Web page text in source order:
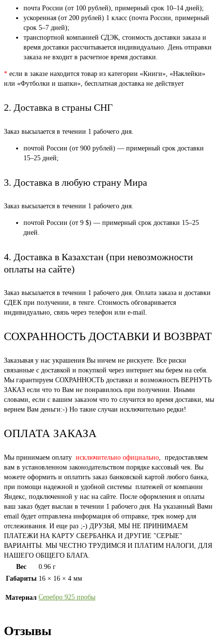
почта России (от 100 рублей), примерный срок 10–14 дней);
ускоренная (от 200 рублей) 1 класс (почта России, примерный
срок 5–7 дней);
транспортной компанией СДЭК, стоимость доставки заказа и
время доставки рассчитывается индивидуально. День отправки
заказа не входит в расчетное время доставки.
* если в заказе находится товар из категории «Книги», «Наклейки»
или «Футболки и шапки», бесплатная доставка не действует
2. Доставка в страны СНГ
Заказ высылается в течении 1 рабочего дня.
почтой России (от 900 рублей) — примерный срок доставки
15–25 дней;
3. Доставка в любую страну Мира
Заказ высылается в течении 1 рабочего дня.
почтой России (от 9 $) — примерный срок доставки 15–25
дней.
4. Доставка в Казахстан (при невозможности
оплаты на сайте)
Заказ высылается в течении 1 рабочего дня. Оплата заказа и доставки
СДЕК при получении, в тенге. Стоимость обговаривается
индивидуально, связь через телефон или e-mail.
СОХРАННОСТЬ ДОСТАВКИ И ВОЗВРАТ
Заказывая у нас украшения Вы ничем не рискуете. Все риски
связанные с доставкой и покупкой через интернет мы берем на себя.
Мы гарантируем СОХРАННОСТЬ доставки и возможность ВЕРНУТЬ
ЗАКАЗ если что то Вам не понравилось при получении. Иными
словами, если с вашим заказом что то случится во время доставки, мы
вернем Вам деньги:-) Но такие случаи исключительно редки!
ОПЛАТА ЗАКАЗА
Мы принимаем оплату исключительно официально, предоставляем
вам в установленном законодательством порядке кассовый чек. Вы
можете оформить и оплатить заказ банковской картой любого банка,
при помощи надежной и удобной системы платежей от компании
Яндекс, подключенной у нас на сайте. После оформления и оплаты
ваш заказ будет выслан в течении 1 рабочего дня. На указанный Вами
email будет отправлена информация об отправке, трек номер для
отслеживания. И еще раз ;-) ДРУЗЬЯ, МЫ НЕ ПРИНИМАЕМ
ПЛАТЕЖИ НА КАРТУ СБЕРБАНКА И ДРУГИЕ "СЕРЫЕ"
ВАРИАНТЫ. МЫ ЧЕСТНО ТРУДИМСЯ И ПЛАТИМ НАЛОГИ, ДЛЯ
НАШЕГО ОБЩЕГО БЛАГА.
Вес
0.96 г
Габариты 16 × 16 × 4 мм
Материал Серебро 925 пробы
Отзывы